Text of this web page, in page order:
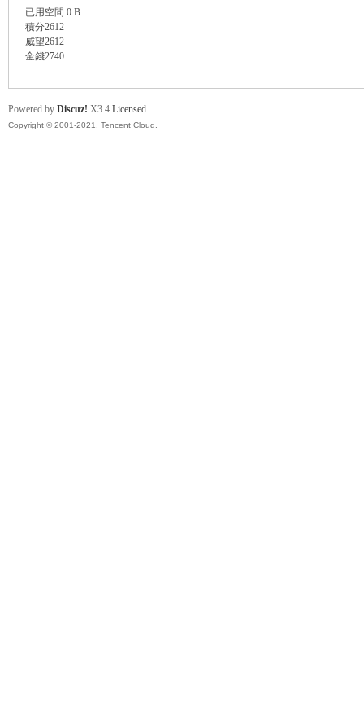
已用空間 0 B
積分2612
威望2612
金錢2740
Powered by Discuz! X3.4 Licensed
Copyright © 2001-2021, Tencent Cloud.